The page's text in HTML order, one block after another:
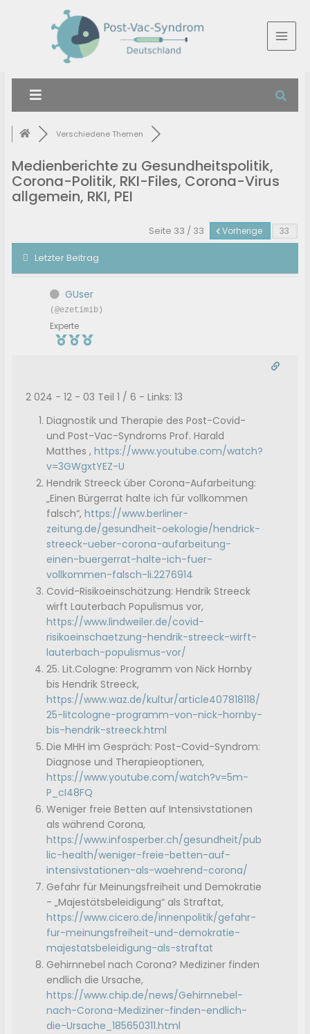
Verschiedene Themen
Medienberichte zu Gesundheitspolitik,
Corona-Politik, RKI-Files, Corona-Virus
allgemein, RKI, PEI
Seite 33 / 33 Vorherige
Letzter Beitrag
GUser
(@ezetimib)
Experte
2 024 - 12 - 03 Teil 1 / 6 - Links: 13
Diagnostik und Therapie des Post-Covid-
und Post-Vac-Syndroms Prof. Harald
Matthes ,https://www.youtube.com/watch?
v=3GWgxtYEZ-U
Hendrik Streeck über Corona-Aufarbeitung:
„Einen Bürgerrat halte ich für vollkommen
falsch“,https://www.berliner-
zeitung.de/gesundheit-oekologie/hendrick-
streeck-ueber-corona-aufarbeitung-
einen-buergerrat-halte-ich-fuer-
vollkommen-falsch-li.2276914
Covid-Risikoeinschätzung: Hendrik Streeck
wirft Lauterbach Populismus vor,
https://www.lindweiler.de/covid-
risikoeinschaetzung-hendrik-streeck-wirft-
lauterbach-populismus-vor/
25. Lit.Cologne: Programm von Nick Hornby
bis Hendrik Streeck,
https://www.waz.de/kultur/article407818118/
25-litcologne-programm-von-nick-hornby-
bis-hendrik-streeck.html
Die MHH im Gespräch: Post-Covid-Syndrom:
Diagnose und Therapieoptionen,
https://www.youtube.com/watch?v=5m-
P_cI48FQ
Weniger freie Betten auf Intensivstationen
als während Corona,
https://www.infosperber.ch/gesundheit/pub
lic-health/weniger-freie-betten-auf-
intensivstationen-als-waehrend-corona/
Gefahr für Meinungsfreiheit und Demokratie
- „Majestätsbeleidigung“ als Straftat,
https://www.cicero.de/innenpolitik/gefahr-
fur-meinungsfreiheit-und-demokratie-
majestatsbeleidigung-als-straftat
Gehirnnebel nach Corona? Mediziner finden
endlich die Ursache,
https://www.chip.de/news/Gehirnnebel-
nach-Corona-Mediziner-finden-endlich-
die-Ursache_185650311.html